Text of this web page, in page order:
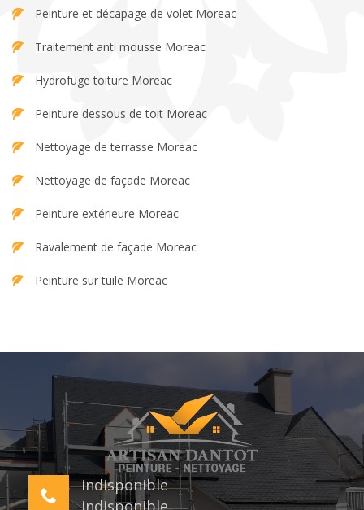
Peinture et décapage de volet Moreac
Traitement anti mousse Moreac
Hydrofuge toiture Moreac
Peinture dessous de toit Moreac
Nettoyage de terrasse Moreac
Nettoyage de façade Moreac
Peinture extérieure Moreac
Ravalement de façade Moreac
Peinture sur tuile Moreac
indisponible
indisponible